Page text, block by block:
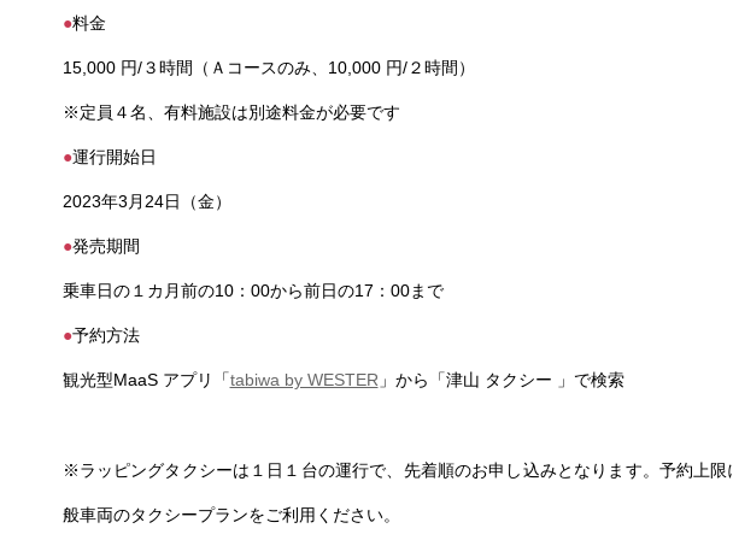
●料金
15,000 円/３時間（Ａコースのみ、10,000 円/２時間）
※定員４名、有料施設は別途料金が必要です
●運行開始日
2023年3月24日（金）
●発売期間
乗車日の１カ月前の10：00から前日の17：00まで
●予約方法
観光型MaaS アプリ「tabiwa by WESTER 」から「津山 タクシー 」で検索
※ラッピングタクシーは１日１台の運行で、先着順のお申し込みとなります。予約上限
般車両のタクシープランをご利用ください。